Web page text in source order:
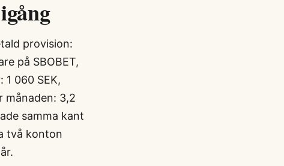
provision:
på SBOBET,
060 SEK,
månaden: 3,2
samma kant
två konton